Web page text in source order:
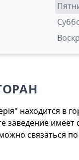
находится в
заведение имеет
связаться